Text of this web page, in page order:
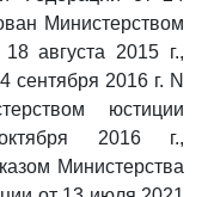
Министерством
августа 2015 г.,
сентября 2016 г. N
юстиции
2016 г.,
Министерства